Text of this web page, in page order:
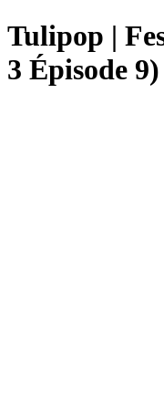
Tulipop |
3 Épisode